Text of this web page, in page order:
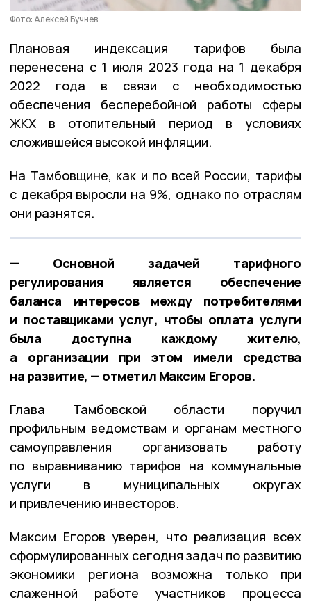
Фото: Алексей Бучнев
Плановая индексация тарифов была
перенесена с 1 июля 2023 года на 1 декабря
2022 года в связи с необходимостью
обеспечения бесперебойной работы сферы
ЖКХ в отопительный период в условиях
сложившейся высокой инфляции.
На Тамбовщине, как и по всей России, тарифы
с декабря выросли на 9%, однако по отраслям
они разнятся.
— Основной задачей тарифного
регулирования является обеспечение
баланса интересов между потребителями
и поставщиками услуг, чтобы оплата услуги
была доступна каждому жителю,
а организации при этом имели средства
на развитие, — отметил Максим Егоров.
Глава Тамбовской области поручил
профильным ведомствам и органам местного
самоуправления организовать работу
по выравниванию тарифов на коммунальные
услуги в муниципальных округах
и привлечению инвесторов.
Максим Егоров уверен, что реализация всех
сформулированных сегодня задач по развитию
экономики региона возможна только при
слаженной работе участников процесса